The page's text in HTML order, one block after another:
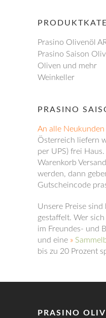
Prasino Olivenöl
Prasino Saison
Oliven und mehr
Weinkeller
PRASINO
An alle Neukunden
Österreich liefern
per UPS) frei
Warenkorb
werden, dann
Gutscheincode
Unsere Preise
gestaffelt. Wer
im Freundes- und
und eine »
bis zu 20 Prozent
PRASINO